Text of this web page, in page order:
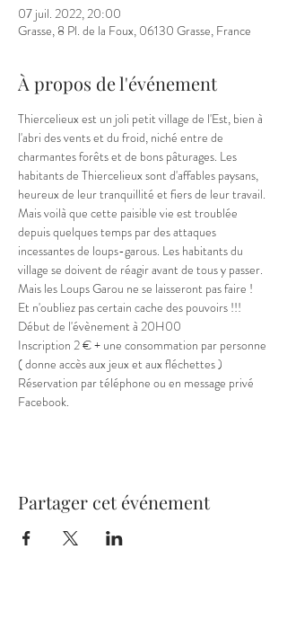
07 juil. 2022, 20:00
Grasse, 8 Pl. de la Foux, 06130 Grasse, France
À propos de l'événement
Thiercelieux est un joli petit village de l'Est, bien à
l'abri des vents et du froid, niché entre de
charmantes forêts et de bons pâturages. Les
habitants de Thiercelieux sont d'affables paysans,
heureux de leur tranquillité et fiers de leur travail.
Mais voilà que cette paisible vie est troublée
depuis quelques temps par des attaques
incessantes de loups-garous. Les habitants du
village se doivent de réagir avant de tous y passer.
Mais les Loups Garou ne se laisseront pas faire !
Et n'oubliez pas certain cache des pouvoirs !!!
Début de l'évènement à 20H00
Inscription 2 € + une consommation par personne
( donne accès aux jeux et aux fléchettes )
Réservation par téléphone ou en message privé
Facebook.
Partager cet événement